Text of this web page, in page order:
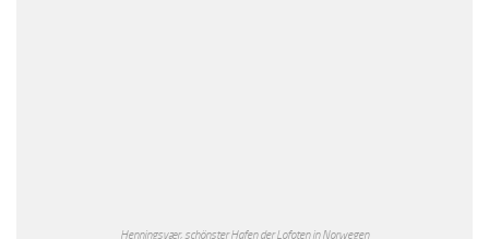
Henningsvær, schönster Hafen der Lofoten in Norwegen